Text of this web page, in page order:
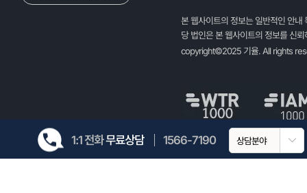
본 웹사이트의 정보는 일반적인 안내
당 법인은 본 웹사이트의 정보를 신
copyright©2025 기율. All rights
1:1 전화무료상담 1566-7190 